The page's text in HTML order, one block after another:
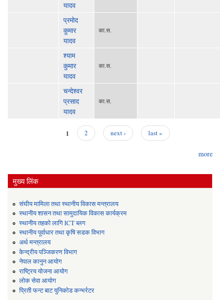
यादव
प्रमोद
कुमार
यादव
का.स.
श्याम
कुमार
यादव
का.स.
चन्देश्वर
प्रसाद
यादव
का.स.
1 2 next › last »
more
मुख्य लिंक
संघीय मामिला तथा स्थानीय विकास मन्त्रालय
स्थानीय शासन तथा सामुदायिक विकास कार्यक्रम
स्थानीय तहको लागि ICT ब्लग
स्थानीय पूर्वाधार तथा कृषि सडक विभाग
अर्थ मन्त्रालय
केन्द्रीय पञ्जिकरण विभाग
नेपाल कानुन आयोग
राष्ट्रिय योजना आयोग
लोक सेवा आयोग
प्रिती फन्ट बाट युनिकोड कन्भर्रटर